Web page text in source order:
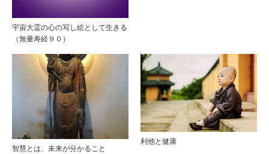
宇宙大霊の心の写し絵として生きる
（無量寿経９０）
智慧とは、未来が分かること
利他と健康